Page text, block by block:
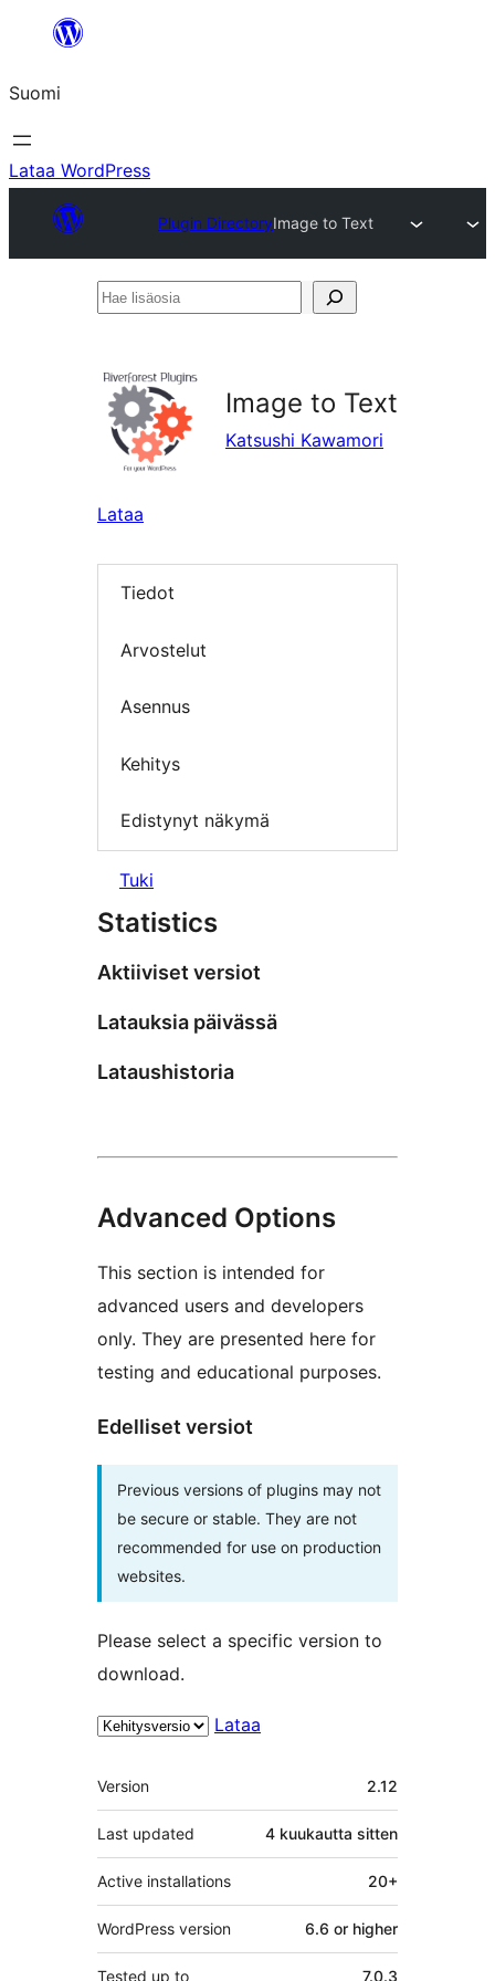
Suomi
Lataa WordPress
Plugin DirectoryImage to Text
Hae
Image to Text
Katsushi Kawamori
Lataa
Tiedot
Arvostelut
Asennus
Kehitys
Edistynyt näkymä
Tuki
Statistics
Aktiiviset versiot
Latauksia päivässä
Lataushistoria
Advanced Options
This section is intended for
advanced users and developers
only. They are presented here for
testing and educational purposes.
Edelliset versiot
Previous versions of plugins may not
be secure or stable. They are not
recommended for use on production
websites.
Please select a specific version to
download.
Lataa
Metatiedot
Version 2.12
Last updated 4 kuukautta sitten
Active installations 20+
WordPress version 6.6 or higher
Tested up to 7.0.3